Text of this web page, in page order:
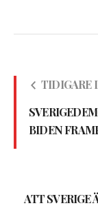
TIDIGARE
BIDEN
ATT SVERIGE